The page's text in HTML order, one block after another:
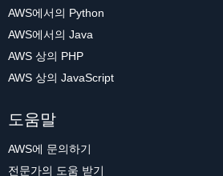
AWS에서의 Python
AWS에서의 Java
AWS 상의 PHP
AWS 상의 JavaScript
도움말
AWS에 문의하기
전문가의 도움 받기